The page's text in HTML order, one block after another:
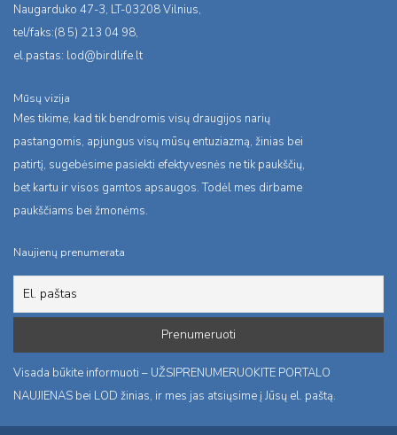
Naugarduko 47-3, LT-03208 Vilnius,
tel/faks:(8 5) 213 04 98,
el.pastas: lod@birdlife.lt
Mūsų vizija
Mes tikime, kad tik bendromis visų draugijos narių
pastangomis, apjungus visų mūsų entuziazmą, žinias bei
patirtį, sugebėsime pasiekti efektyvesnės ne tik paukščių,
bet kartu ir visos gamtos apsaugos. Todėl mes dirbame
paukščiams bei žmonėms.
Naujienų prenumerata
Visada būkite informuoti – UŽSIPRENUMERUOKITE PORTALO
NAUJIENAS bei LOD žinias, ir mes jas atsiųsime į Jūsų el. paštą.